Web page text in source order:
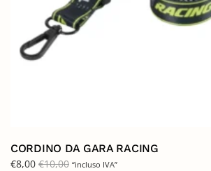
CORDINO DA GARA RACING
€8,00 €10,00 “incluso IVA”